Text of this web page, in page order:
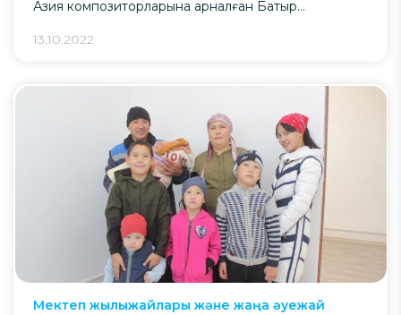
Азия композиторларына арналған Батыр
13.10.2022
Мектеп жылыжайлары және жаңа әуежай